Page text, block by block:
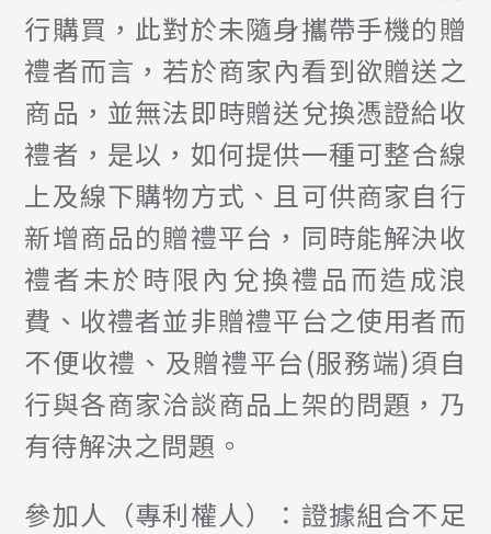
行購買，此對於未隨身攜帶手機的贈
禮者而言，若於商家內看到欲贈送之
商品，並無法即時贈送兌換憑證給收
禮者，是以，如何提供一種可整合線
上及線下購物方式、且可供商家自行
新增商品的贈禮平台，同時能解決收
禮者未於時限內兌換禮品而造成浪
費、收禮者並非贈禮平台之使用者而
不便收禮、及贈禮平台(服務端)須自
行與各商家洽談商品上架的問題，乃
有待解決之問題。
參加人（專利權人）：證據組合不足